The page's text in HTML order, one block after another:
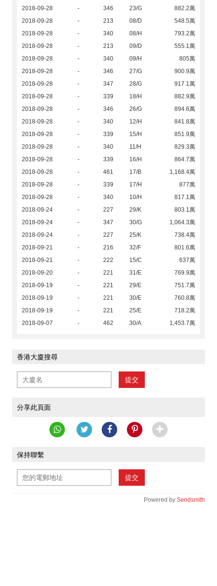
2018-09-28
- 346 23/G
882.2萬
2018-09-28
- 213 08/D
548.5萬
2018-09-28
- 340 08/H
793.2萬
2018-09-28
- 213 09/D
555.1萬
2018-09-28
- 340 09/H
805萬
2018-09-28
- 346 27/G
900.9萬
2018-09-28
- 347 28/G
917.1萬
2018-09-28
- 339 18/H
882.9萬
2018-09-28
- 346 26/G
894.6萬
2018-09-28
- 340 12/H
841.8萬
2018-09-28
- 339 15/H
851.9萬
2018-09-28
- 340 11/H
829.3萬
2018-09-28
- 339 16/H
864.7萬
2018-09-28
- 461 17/B
1,168.4萬
2018-09-28
- 339 17/H
877萬
2018-09-28
- 340 10/H
817.1萬
2018-09-24
- 227 29/K
803.1萬
2018-09-24
- 347 30/G
1,064.3萬
2018-09-24
- 227 25/K
738.4萬
2018-09-21
- 216 32/F
801.6萬
2018-09-21
- 222 15/C
637萬
2018-09-20
- 221 31/E
769.9萬
2018-09-19
- 221 29/E
751.7萬
2018-09-19
- 221 30/E
760.8萬
2018-09-19
- 221 25/E
718.2萬
2018-09-07
- 462 30/A 1,453.7萬
香港大廈搜尋
提交
分享此頁面
保持聯繫
提交
Powered by Sendsmith